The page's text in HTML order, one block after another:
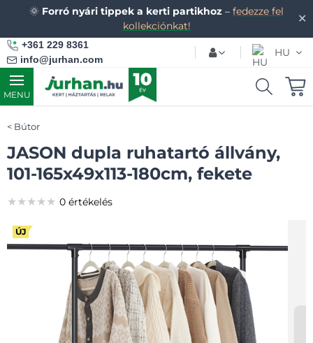
✕
🌞 Forró nyári tippek a kerti partikhoz – fedezze fel
kollekciónkat!
+361 229 8361
info@jurhan.com
HU
MENU
Bútor
JASON dupla ruhatartó állvány,
101-165x49x113-180cm, fekete
ÚJ
★★★★★
★★★★★
★★★★★ 0 értékelés